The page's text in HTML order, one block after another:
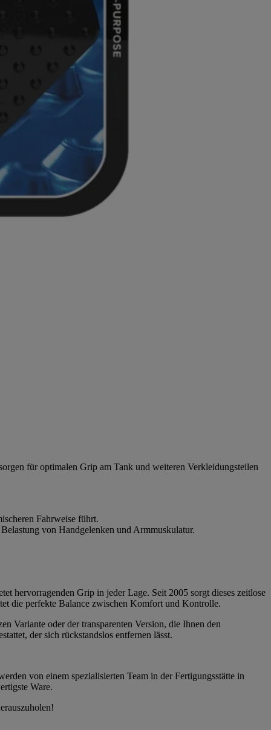
für optimalen Grip am Tank und weiteren Verkleidungsteilen
Fahrweise führt.
von Handgelenken und Armmuskulatur.
hervorragenden Grip in jeder Lage. Seit 2005 sorgt dieses zeitlose
die perfekte Balance zwischen Komfort und Kontrolle.
Variante oder der transparenten Version, die Ihnen den
der sich rückstandslos entfernen lässt.
von einem spezialisierten Team in der Fertigungsstätte in
Ware.